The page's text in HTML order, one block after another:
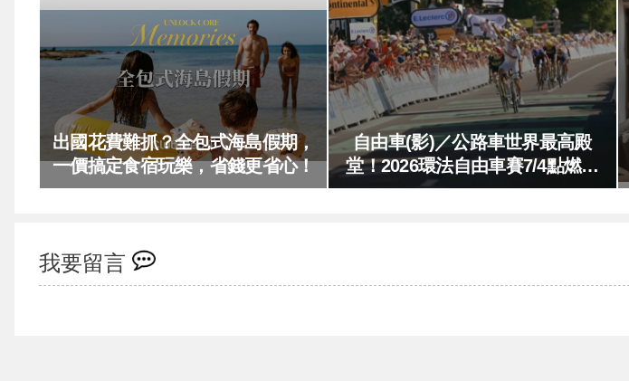
出國花費難抓？全包式海島假期，
一價搞定食宿玩樂，省錢更省心！
自由車(影)／公路車世界最高殿
堂！2026環法自由車賽7/4點燃戰
火
我要留言